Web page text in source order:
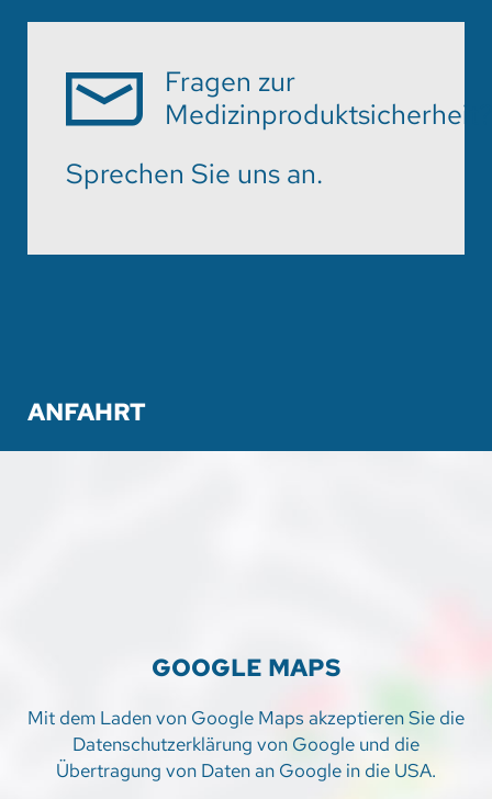
Fragen zur
Medizinproduktsicherheit?
Sprechen Sie uns an.
ANFAHRT
GOOGLE MAPS
Mit dem Laden von Google Maps akzeptieren Sie die
Datenschutzerklärung von Google und die
Übertragung von Daten an Google in die USA.